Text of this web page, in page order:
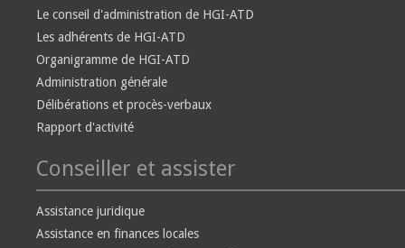
Le conseil d'administration de HGI-ATD
Les adhérents de HGI-ATD
Organigramme de HGI-ATD
Administration générale
Délibérations et procès-verbaux
Rapport d'activité
Conseiller et assister
Assistance juridique
Assistance en finances locales